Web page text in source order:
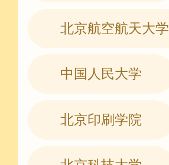
北京航空航天大学
中国人民大学
北京印刷学院